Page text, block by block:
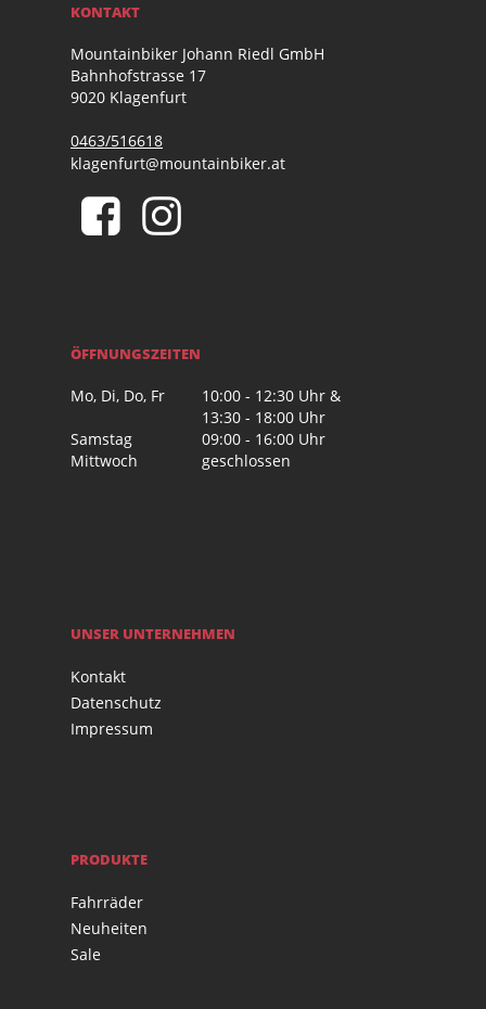
KONTAKT
Mountainbiker Johann Riedl GmbH
Bahnhofstrasse 17
9020 Klagenfurt
0463/516618
klagenfurt@mountainbiker.at
ÖFFNUNGSZEITEN
Mo, Di, Do, Fr
10:00 - 12:30 Uhr &
13:30 - 18:00 Uhr
Samstag
09:00 - 16:00 Uhr
Mittwoch
geschlossen
UNSER UNTERNEHMEN
Kontakt
Datenschutz
Impressum
PRODUKTE
Fahrräder
Neuheiten
Sale